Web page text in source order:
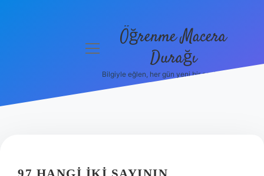
menüyü Öğrenme Macera
Durağı
Bilgiyle eğlen, her gün yeni bir şeyler öğren!